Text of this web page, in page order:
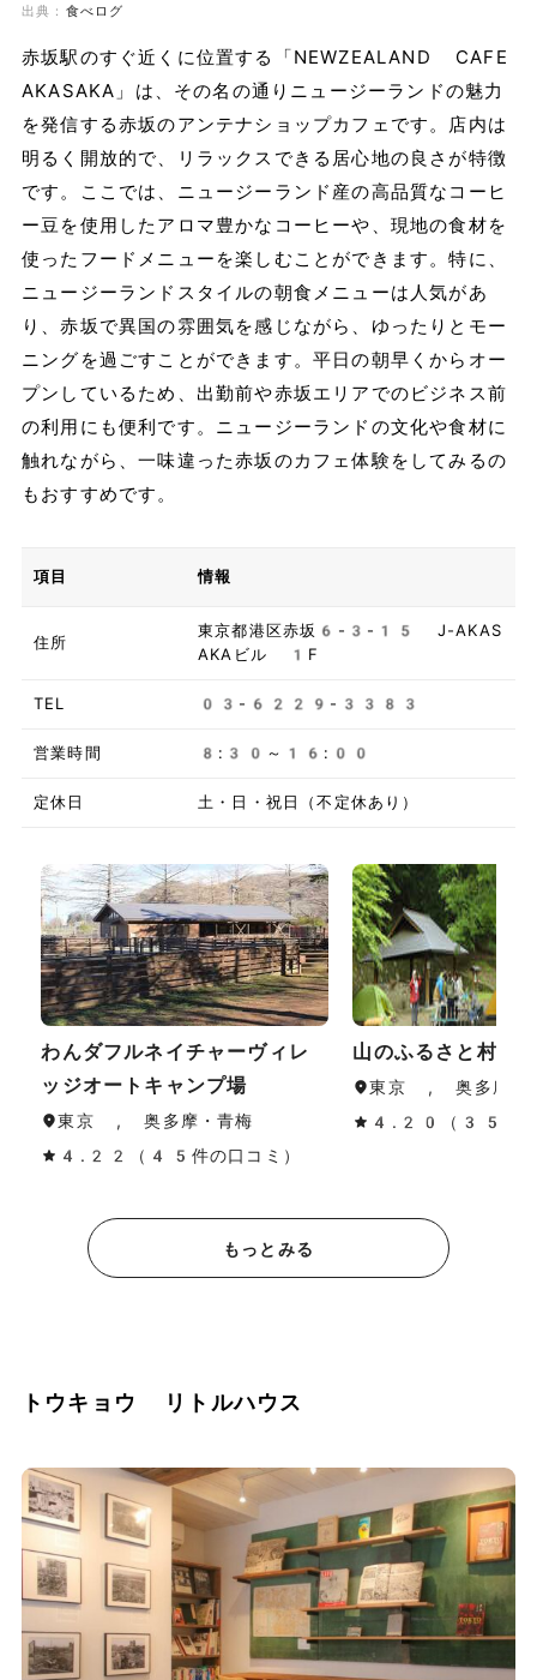
出典： 食べログ
赤坂駅のすぐ近くに位置する「NEWZEALAND CAFE
AKASAKA」は、その名の通りニュージーランドの魅力
を発信する赤坂のアンテナショップカフェです。店内は
明るく開放的で、リラックスできる居心地の良さが特徴
です。ここでは、ニュージーランド産の高品質なコーヒ
ー豆を使用したアロマ豊かなコーヒーや、現地の食材を
使ったフードメニューを楽しむことができます。特に、
ニュージーランドスタイルの朝食メニューは人気があ
り、赤坂で異国の雰囲気を感じながら、ゆったりとモー
ニングを過ごすことができます。平日の朝早くからオー
プンしているため、出勤前や赤坂エリアでのビジネス前
の利用にも便利です。ニュージーランドの文化や食材に
触れながら、一味違った赤坂のカフェ体験をしてみるの
もおすすめです。
項目 情報
住所
東京都港区赤坂6-3-15 J-AKAS
AKAビル 1F
TEL 03-6229-3383
営業時間 8:30～16:00
定休日 土・日・祝日（不定休あり）
わんダフルネイチャーヴィレ
ッジオートキャンプ場
東京 , 奥多摩・青梅
4.22（45件の口コミ）
山のふるさと村キ
東京 , 奥多摩・
4.20（35件の
もっとみる
トウキョウ リトルハウス